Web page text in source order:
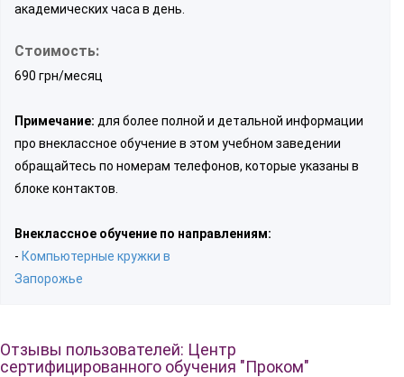
академических часа в день.
Стоимость:
690 грн/месяц
Примечание: для более полной и детальной информации
про внеклассное обучение в этом учебном заведении
обращайтесь по номерам телефонов, которые указаны в
блоке контактов.
Внеклассное обучение по направлениям:
- Компьютерные кружки в
Запорожье
Отзывы пользователей: Центр
сертифицированного обучения "Проком"